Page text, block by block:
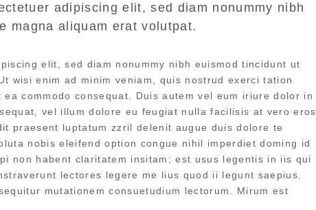
adipiscing elit, sed diam nonummy nibh
magna aliquam erat volutpat.
elit, sed diam nonummy nibh euismod tincidunt ut
wisi enim ad minim veniam, quis nostrud exerci tation
commodo consequat. Duis autem vel eum iriure dolor in
vel illum dolore eu feugiat nulla facilisis at vero eros
praesent luptatum zzril delenit augue duis dolore te
nobis eleifend option congue nihil imperdiet doming id
non habent claritatem insitam; est usus legentis in iis qui
lectores legere me lius quod ii legunt saepius.
mutationem consuetudium lectorum. Mirum est